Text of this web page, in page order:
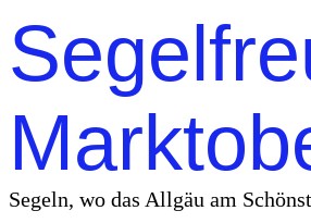
Segeln, wo das Allgäu am